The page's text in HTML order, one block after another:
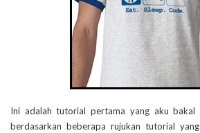
Ini adalah tutorial pertama yang aku
berdasarkan beberapa rujukan tutorial